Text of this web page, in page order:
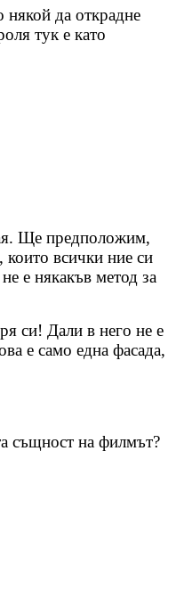
да открадне
тук е като
Ще предположим,
които всички ние си
е някакъв метод за
си! Дали в него не е
е само една фасада,
същност на филмът?